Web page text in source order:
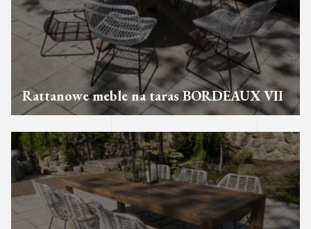
Rattanowe meble na taras BORDEAUX VII